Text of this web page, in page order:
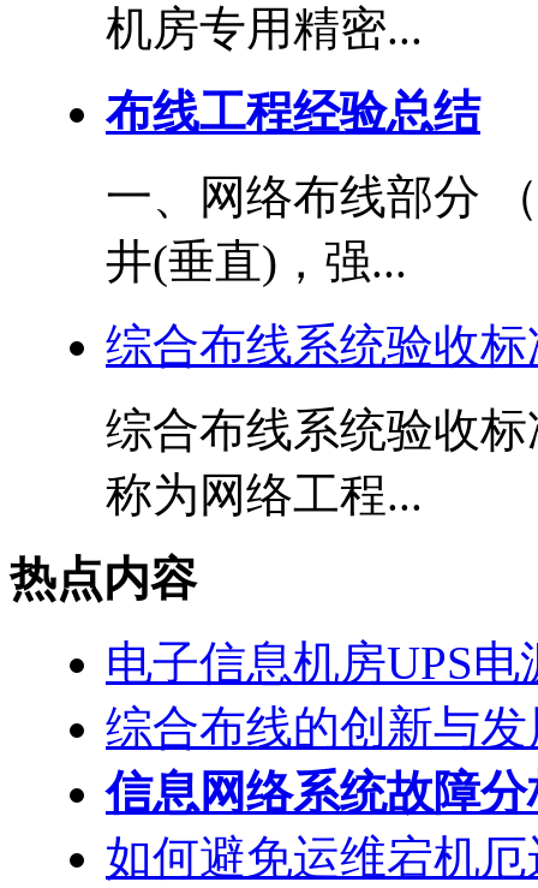
机房专用精密...
布线工程经验总结
一、网络布线部分
井(垂直)，强...
综合布线系统验收
综合布线系统验收
称为网络工程...
热点内容
电子信息机房UPS电
综合布线的创新与发
信息网络系统故障
如何避免运维宕机厄